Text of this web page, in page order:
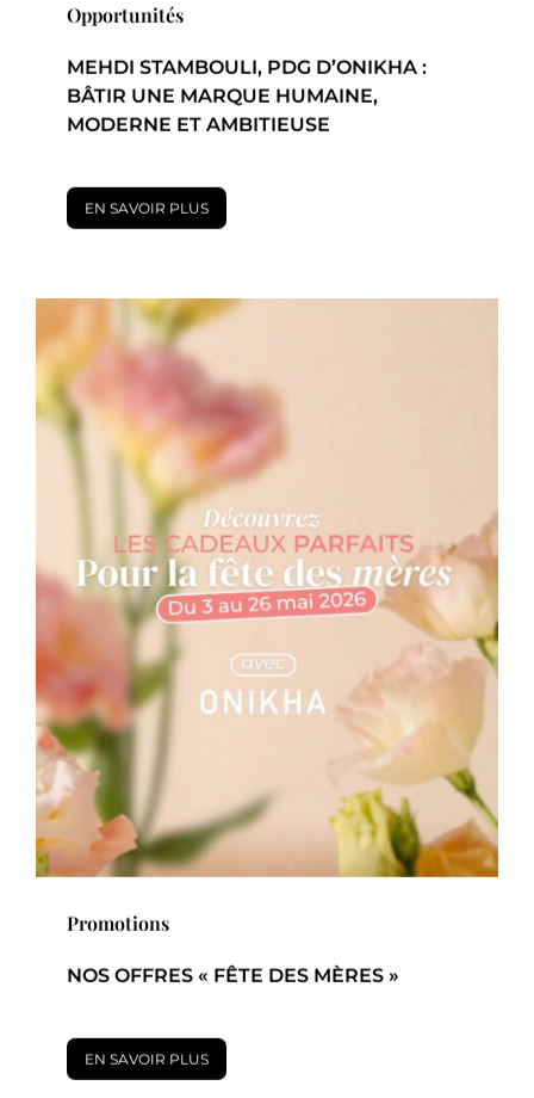
Opportunités
MEHDI STAMBOULI, PDG D’ONIKHA :
BÂTIR UNE MARQUE HUMAINE,
MODERNE ET AMBITIEUSE
EN SAVOIR PLUS
Promotions
NOS OFFRES « FÊTE DES MÈRES »
EN SAVOIR PLUS